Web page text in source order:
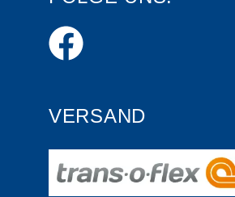
VERSAND